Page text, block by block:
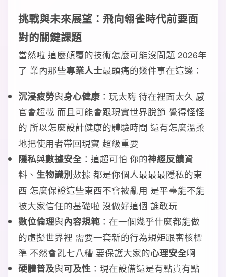
挑戰與未來展望 ：飛向翎雀時代前要面
對的關鍵課題
當然啦 這麼顛覆的技術怎麼可能沒問題 2026年
了 業內那些專業人士最頭痛的幾件事在這邊：
沉浸疲勞與身心健康 ：玩太嗨 待在裡面太久 感
官會超載 而且可能會跟現實世界脫節 覺得怪怪
的 所以怎麼設計健康的體驗時間 還有怎麼溫柔
地把使用者帶回現實 超級重要
隱私與數據安全 ：這超可怕 你的神經反饋資
料、 生物識別數據 都是你個人最最最隱私的東
西 怎麼保證這些東西不會被亂用 是平臺能不能
被大家信任的基礎啦 沒做好這個 誰敢玩
數位倫理與內容規範 ：在一個幾乎什麼都能做
的虛擬世界裡 需要一套新的行為規矩跟審核標
準 不然會亂七八糟 要保護大家的心理安全啊
硬體普及與可及性 ：現在設備還是有點貴有點